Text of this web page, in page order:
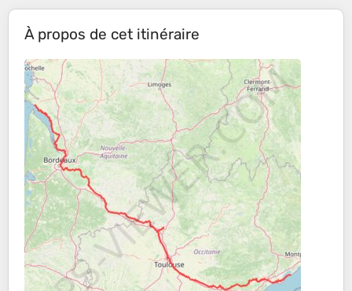
À propos de cet itinéraire